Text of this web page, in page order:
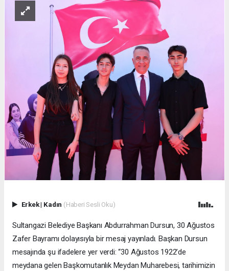
Erkek| Kadın (Haberi Sesli Oku)
Sultangazi Belediye Başkanı Abdurrahman Dursun, 30 Ağustos
Zafer Bayramı dolayısıyla bir mesaj yayınladı. Başkan Dursun
mesajında şu ifadelere yer verdi: “30 Ağustos 1922’de
meydana gelen Başkomutanlık Meydan Muharebesi, tarihimizin